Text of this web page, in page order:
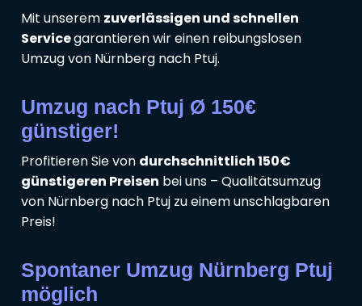
Mit unserem zuverlässigen und schnellen
Servicegarantieren wir einen reibungslosen
Umzug von Nürnberg nach Ptuj.
Umzug nach Ptuj Ø 150€
günstiger!
Profitieren Sie von durchschnittlich 150€
günstigeren Preisen bei uns – Qualitätsumzug
von Nürnberg nach Ptuj zu einem unschlagbaren
Preis!
Spontaner Umzug Nürnberg Ptuj
möglich